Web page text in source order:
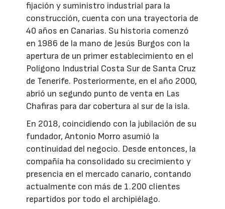
fijación y suministro industrial para la
construcción, cuenta con una trayectoria de
40 años en Canarias. Su historia comenzó
en 1986 de la mano de Jesús Burgos con la
apertura de un primer establecimiento en el
Polígono Industrial Costa Sur de Santa Cruz
de Tenerife. Posteriormente, en el año 2000,
abrió un segundo punto de venta en Las
Chafiras para dar cobertura al sur de la isla.
En 2018, coincidiendo con la jubilación de su
fundador, Antonio Morro asumió la
continuidad del negocio. Desde entonces, la
compañía ha consolidado su crecimiento y
presencia en el mercado canario, contando
actualmente con más de 1.200 clientes
repartidos por todo el archipiélago.